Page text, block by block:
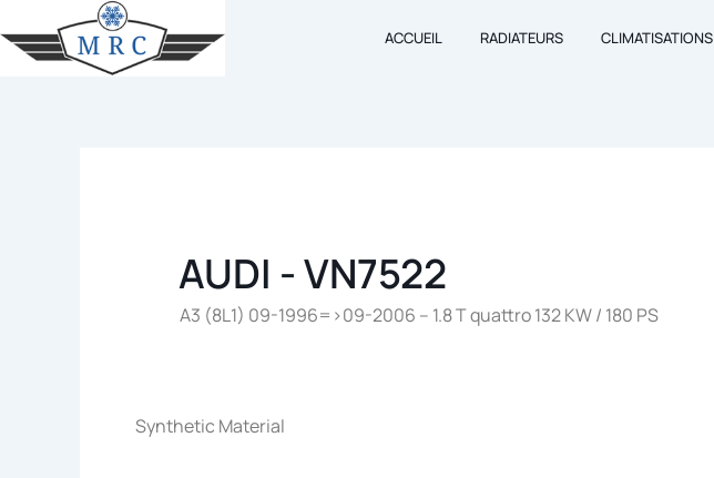
au
ACCUEIL RADIATEURS CLIMATISATIONS
AUDI - VN7522
A3 (8L1) 09-1996=>09-2006 – 1.8 T quattro 132 KW / 180 PS
Synthetic Material